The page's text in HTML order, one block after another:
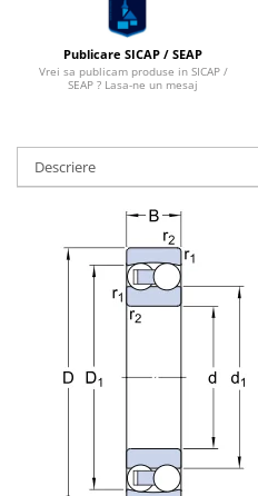
Publicare SICAP / SEAP
Vrei sa publicam produse in SICAP /
SEAP ? Lasa-ne un mesaj
Descriere